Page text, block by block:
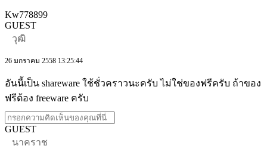
Kw778899
GUEST
วุฒิ
26 มกราคม 2558 13:25:44
อันนี้เป็น shareware ใช้ชั่วคราวนะครับ ไม่ใช่ของฟรีครับ ถ้าของ
ฟรีต้อง freeware ครับ
GUEST
นาคราช